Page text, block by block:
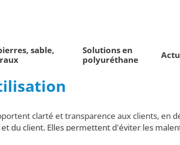
sable,
Solutions en
polyuréthane
clarté et transparence aux clients, en
du client. Elles permettent d'éviter les
les politiques en matière de